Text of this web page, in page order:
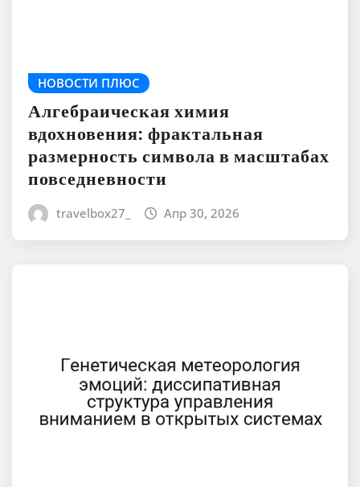
НОВОСТИ ПЛЮС
Алгебраическая химия
вдохновения: фрактальная
размерность символа в масштабах
повседневности
travelbox27_ Апр 30, 2026